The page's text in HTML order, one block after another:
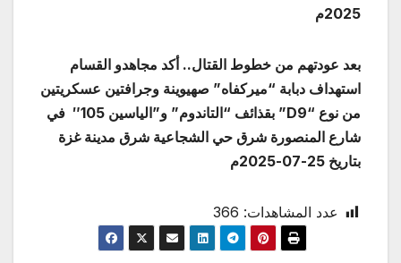
2025م
بعد عودتهم من خطوط القتال.. أكد مجاهدو القسام
استهداف دبابة “ميركفاه” صهيوينة وجرافتين عسكريتين
من نوع “D9” بقذائف “التاندوم” و”الياسين 105″ في
شارع المنصورة شرق حي الشجاعية شرق مدينة غزة
بتاريخ 25-07-2025م
عدد المشاهدات: 366